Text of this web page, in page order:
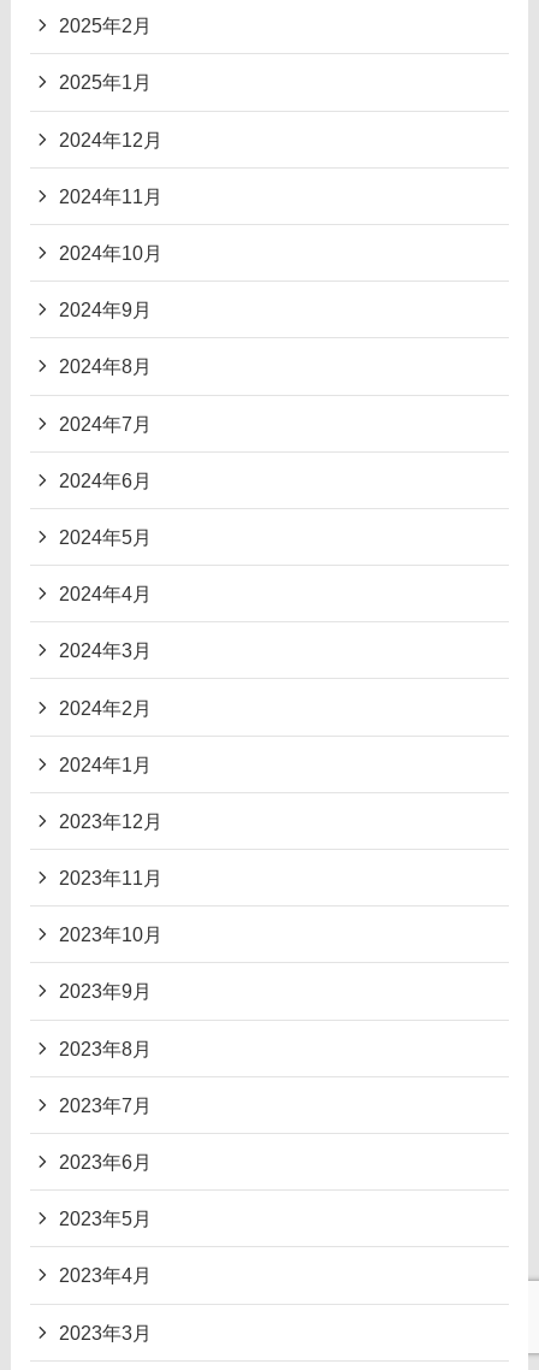
2025年2月
2025年1月
2024年12月
2024年11月
2024年10月
2024年9月
2024年8月
2024年7月
2024年6月
2024年5月
2024年4月
2024年3月
2024年2月
2024年1月
2023年12月
2023年11月
2023年10月
2023年9月
2023年8月
2023年7月
2023年6月
2023年5月
2023年4月
2023年3月